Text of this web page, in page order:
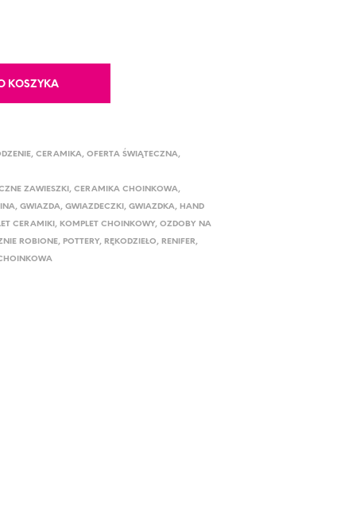
KOSZYKA
,CERAMIKA,OFERTA ŚWIĄTECZNA,
ZAWIESZKI ,CERAMIKA CHOINKOWA,
,GWIAZDA,GWIAZDECZKI ,GWIAZDKA, HAND
CERAMIKI , KOMPLET CHOINKOWY,OZDOBY NA
ROBIONE, POTTERY, RĘKODZIEŁO, RENIFER,